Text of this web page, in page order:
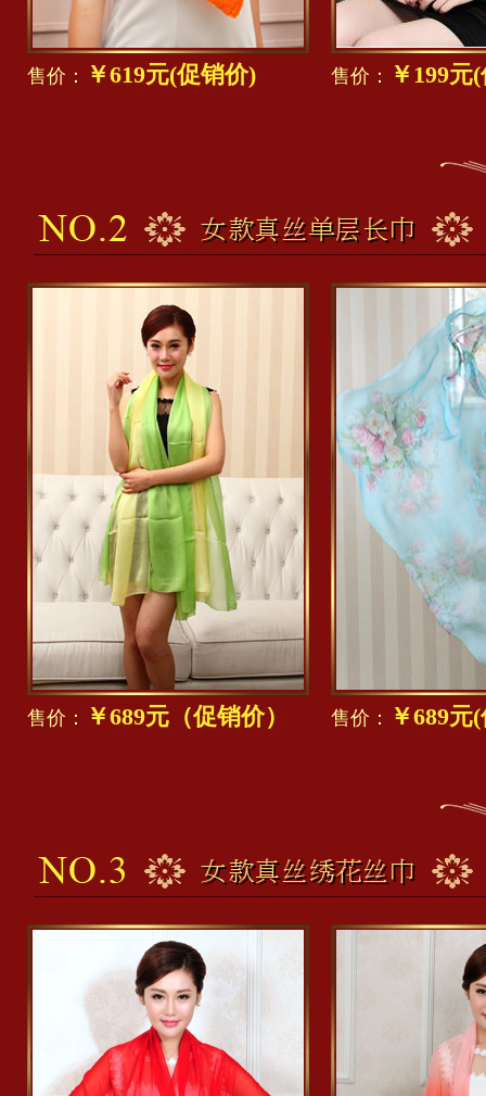
售价： ￥619元(促销价) 售价： ￥199元
售价： ￥689元（促销价） 售价： ￥689元